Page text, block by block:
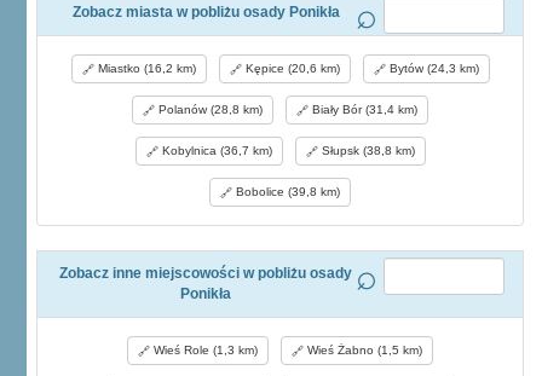
Zobacz miasta w pobliżu osady Ponikła
Miastko (16,2 km) Kępice (20,6 km) Bytów (24,3 km)
Polanów (28,8 km) Biały Bór (31,4 km)
Kobylnica (36,7 km) Słupsk (38,8 km)
Bobolice (39,8 km)
Zobacz inne miejscowości w pobliżu osady
Ponikła
Wieś Role (1,3 km) Wieś Żabno (1,5 km)